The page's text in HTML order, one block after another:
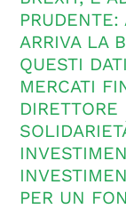
ARRIVA LA
QUESTI
MERCATI
DIRETTORE
PER UN